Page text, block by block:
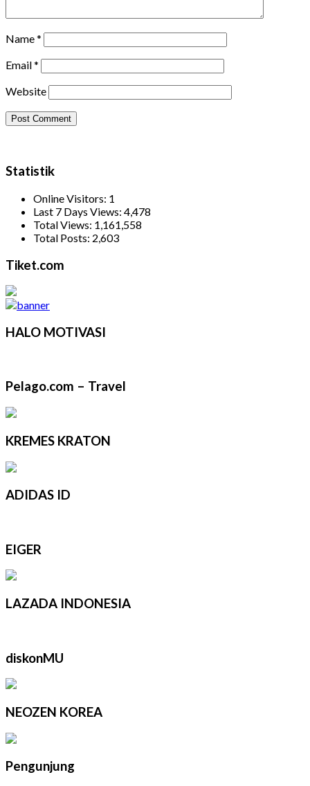
Name*
Email*
Website
Statistik
Online Visitors: 1
Last 7 Days Views: 4,478
Total Views: 1,161,558
Total Posts: 2,603
Tiket.com
HALO MOTIVASI
Pelago.com – Travel
KREMES KRATON
ADIDAS ID
EIGER
LAZADA INDONESIA
diskonMU
NEOZEN KOREA
Pengunjung